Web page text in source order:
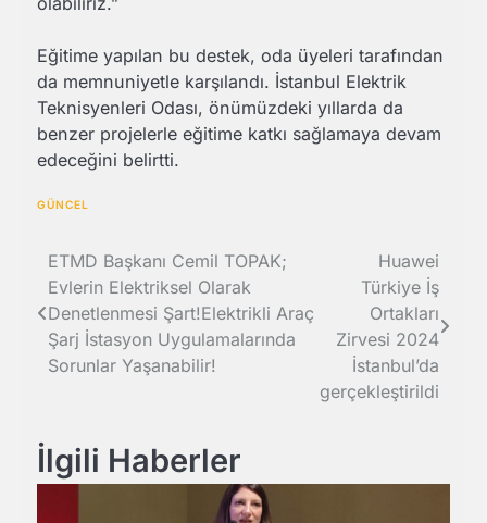
Eğitime yapılan bu destek, oda üyeleri tarafından
da memnuniyetle karşılandı. İstanbul Elektrik
Teknisyenleri Odası, önümüzdeki yıllarda da
benzer projelerle eğitime katkı sağlamaya devam
edeceğini belirtti.
GÜNCEL
Yazı
gezinmesi
ETMD Başkanı Cemil TOPAK;
Evlerin Elektriksel Olarak
Denetlenmesi Şart!Elektrikli Araç
Şarj İstasyon Uygulamalarında
Sorunlar Yaşanabilir!
Huawei
Türkiye İş
Ortakları
Zirvesi 2024
İstanbul’da
gerçekleştirildi
İlgili Haberler